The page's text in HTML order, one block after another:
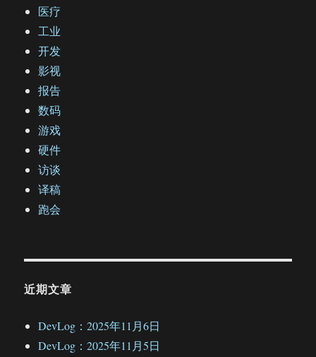
医疗
工业
开发
影视
报告
数码
游戏
硬件
访谈
译稿
跑会
近期文章
DevLog：2025年11月6日
DevLog：2025年11月5日